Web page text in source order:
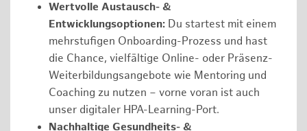
Wertvolle Austausch- &
Entwicklungsoptionen: Du startest mit einem
mehrstufigen Onboarding-Prozess und hast
die Chance, vielfältige Online- oder Präsenz-
Weiterbildungsangebote wie Mentoring und
Coaching zu nutzen – vorne voran ist auch
unser digitaler HPA-Learning-Port.
Nachhaltige Gesundheits- &